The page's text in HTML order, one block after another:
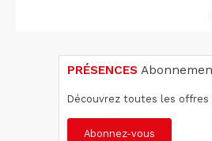
PRÉSENCES
Découvrez toutes les offres
Abonnez-vous